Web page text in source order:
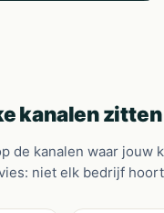
kanalen
de kanalen waar jouw
niet elk bedrijf